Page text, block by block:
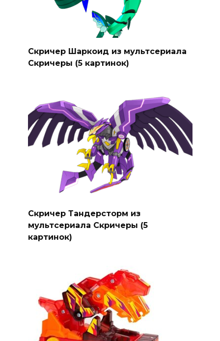
Скричер Шаркоид из мультсериала
Скричеры (5 картинок)
Скричер Тандерсторм из
мультсериала Скричеры (5
картинок)